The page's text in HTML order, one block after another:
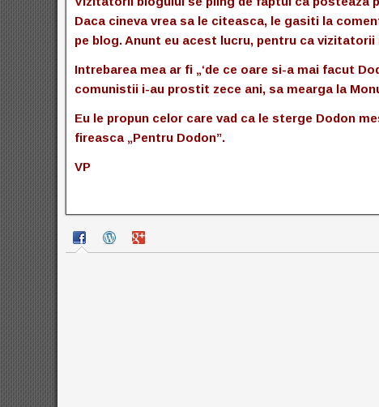
Daca cineva vrea sa le citeasca, le gasiti la
pe blog. Anunt eu acest lucru, pentru ca vizitatorii
Intrebarea mea ar fi „‘de ce oare si-a mai facut
comunistii i-au prostit zece ani, sa mearga la
Eu le propun celor care vad ca le sterge Dodon
fireasca „Pentru Dodon”.
VP